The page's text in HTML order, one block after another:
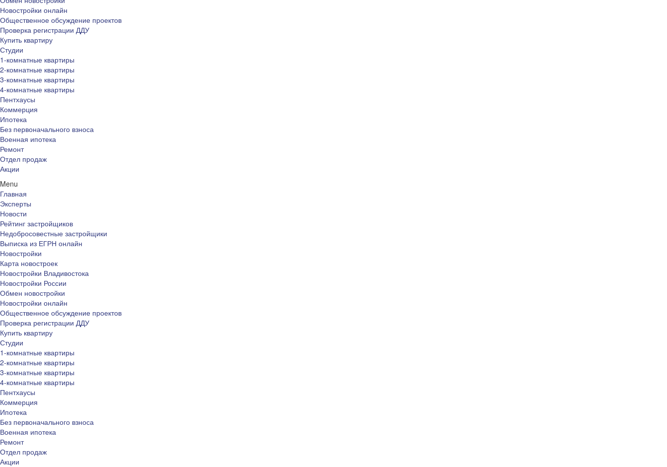
Новостройки онлайн
Общественное обсуждение проектов
Проверка регистрации ДДУ
Купить квартиру
Студии
1-комнатные квартиры
2-комнатные квартиры
3-комнатные квартиры
4-комнатные квартиры
Пентхаусы
Коммерция
Ипотека
Без первоначального взноса
Военная ипотека
Ремонт
Отдел продаж
Акции
Menu
Главная
Эксперты
Новости
Рейтинг застройщиков
Недобросовестные застройщики
Выписка из ЕГРН онлайн
Новостройки
Карта новостроек
Новостройки Владивостока
Новостройки России
Обмен новостройки
Новостройки онлайн
Общественное обсуждение проектов
Проверка регистрации ДДУ
Купить квартиру
Студии
1-комнатные квартиры
2-комнатные квартиры
3-комнатные квартиры
4-комнатные квартиры
Пентхаусы
Коммерция
Ипотека
Без первоначального взноса
Военная ипотека
Ремонт
Отдел продаж
Акции